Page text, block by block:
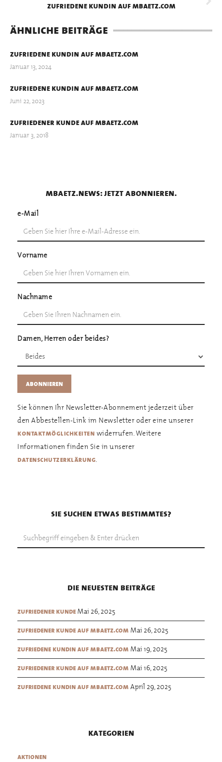
zufriedene kundin auf mbaetz.com
ähnliche beiträge
zufriedene kundin auf mbaetz.com
Januar 13, 2024
zufriedene kundin auf mbaetz.com
Juni 22, 2023
zufriedener kunde auf mbaetz.com
Januar 3, 2018
mbaetz.news: jetzt abonnieren.
e-Mail
Vorname
Nachname
Damen, Herren oder beides?
Sie können Ihr Newsletter-Abonnement jederzeit über
den Abbestellen-Link im Newsletter oder eine unserer
kontaktmöglichkeiten widerrufen. Weitere
Informationen finden Sie in unserer
datenschutzerklärung.
sie suchen etwas bestimmtes?
die neuesten beiträge
zufriedener kunde Mai 26, 2025
zufriedener kunde auf mbaetz.com Mai 26, 2025
zufriedene kundin auf mbaetz.com Mai 19, 2025
zufriedener kunde auf mbaetz.com Mai 16, 2025
zufriedene kundin auf mbaetz.com April 29, 2025
kategorien
aktionen